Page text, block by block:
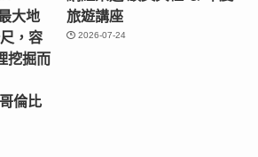
大地
，容
挖掘而
倫比
旅遊講座
2026-07-24